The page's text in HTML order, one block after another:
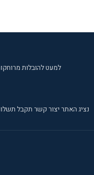
למעט להובלות
נציג האתר יצור קשר תקבל